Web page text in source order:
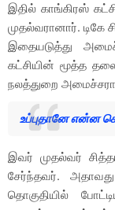
இதில் காங்கிரஸ்
முதல்வரானார். டிகே
இதையடுத்து
கட்சியின் மூத்த
நலத்துறை
உப்புதானே என்ன
இவர் முதல்வர்
சேர்ந்தவர்.
தொகுதியில்